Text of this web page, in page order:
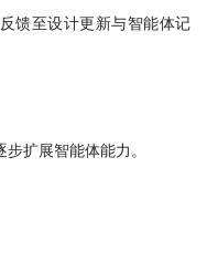
馈至设计更新与智能体记
扩展智能体能力。